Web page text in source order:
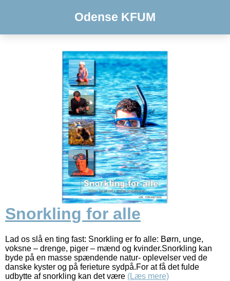
Odense KFUM
Snorkling for alle
Lad os slå en ting fast: Snorkling er fo alle: Børn, unge,
voksne – drenge, piger – mænd og kvinder.Snorkling kan
byde på en masse spændende natur- oplevelser ved de
danske kyster og på ferieture sydpå.For at få det fulde
udbytte af snorkling kan det være (Læs mere)